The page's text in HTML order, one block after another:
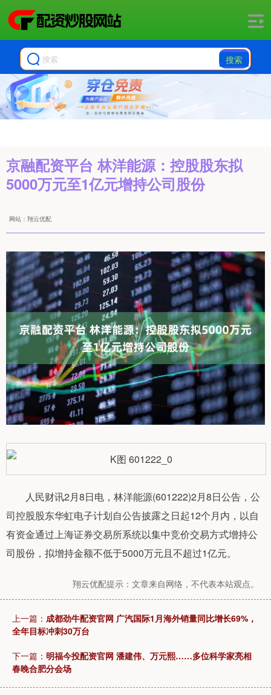
搜索
京融配资平台 林洋能源：控股股东拟
5000万元至1亿元增持公司股份
网站：翔云优配
人民财讯2月8日电，林洋能源(601222)2月8日公告，公
司控股股东华虹电子计划自公告披露之日起12个月内，以自
有资金通过上海证券交易所系统以集中竞价交易方式增持公
司股份，拟增持金额不低于5000万元且不超过1亿元。
翔云优配提示：文章来自网络，不代表本站观点。
上一篇： 成都劲牛配资官网 广汽国际1月海外销量同比增长69%，
全年目标冲刺30万台
下一篇： 明福今投配资官网 潘建伟、万元熙……多位科学家亮相
春晚合肥分会场